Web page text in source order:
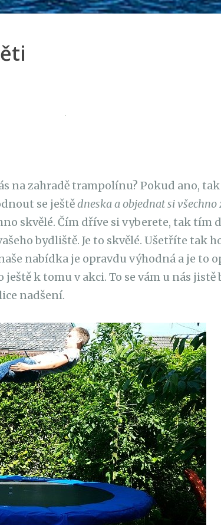
na zahradě trampolínu? Pokud ano,
se ještědneska a objednat si
skvělé. Čím dříve si vyberete, tak tím
bydliště. Je to skvělé. Ušetříte tak
nabídka je opravdu výhodná a je to
k tomu v akci. To se vám u nás
nadšení.